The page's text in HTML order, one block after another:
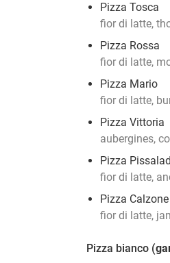
Pizza Tosca
fior di latte,
Pizza Rossa
fior di latte,
Pizza Mario
fior di latte,
Pizza Vittoria
aubergines,
Pizza
fior di latte,
Pizza
fior di latte,
Pizza bianco (